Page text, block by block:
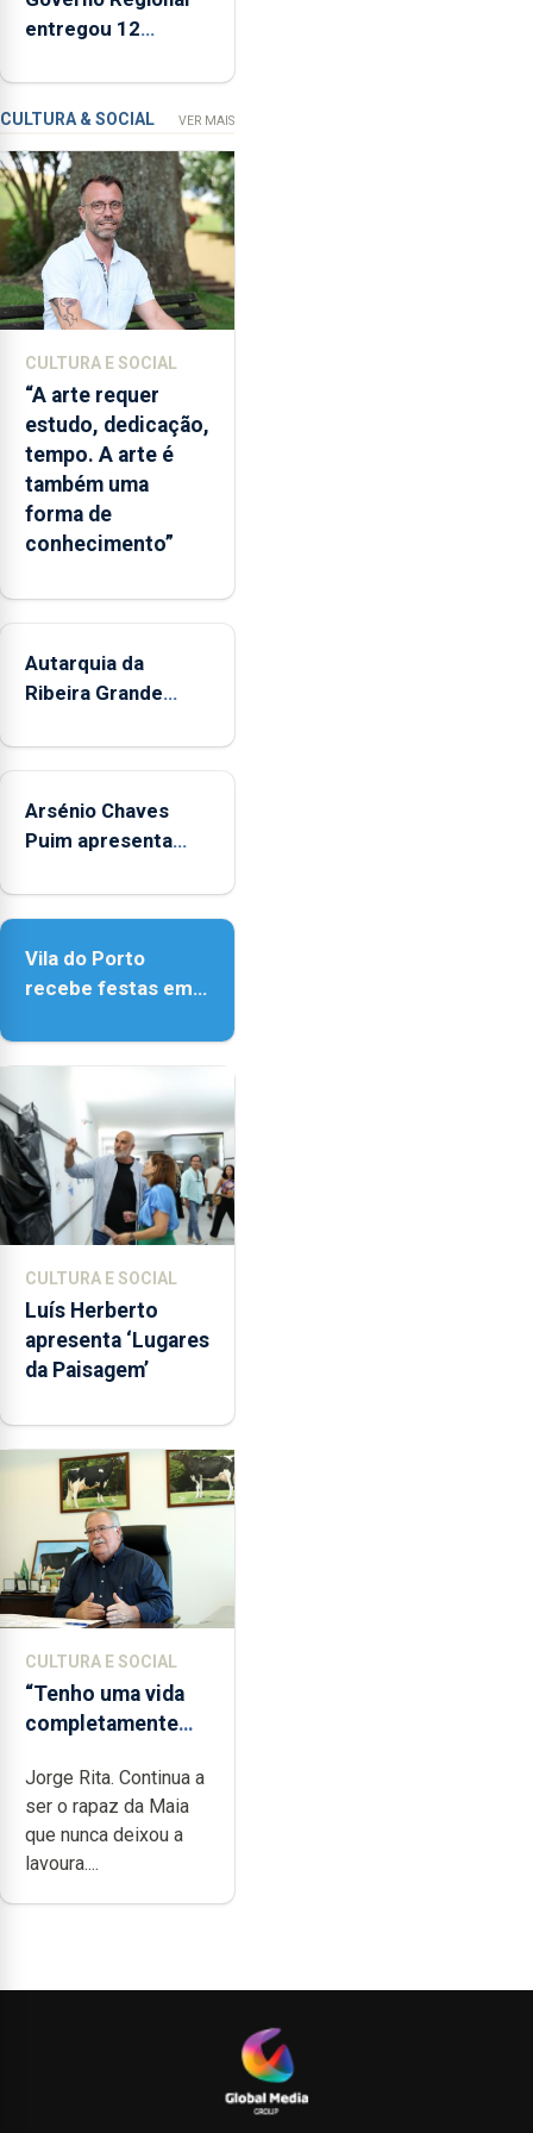
financiamento
para
os
bombeiros
dos
Açores
com
responsabilidades
partilhadas
entre
o
Governo
Regional
e
municípios.
entregou 12
freguesia da Maia
CULTURA & SOCIAL VER MAIS
CULTURA E SOCIAL
“A arte requer
estudo, dedicação,
tempo. A arte é
também uma
forma de
conhecimento”
Autarquia da
Ribeira Grande
"Museus no Verão"
Arsénio Chaves
Puim apresenta
de Vila do Porto
Vila do Porto
recebe festas em
Senhora da
CULTURA E SOCIAL
Luís Herberto
apresenta ‘Lugares
da Paisagem’
CULTURA E SOCIAL
“Tenho uma vida
completamente
dedicação, gosto e
muita paixão”
Jorge Rita. Continua a
ser o rapaz da Maia
que nunca deixou a
lavoura....